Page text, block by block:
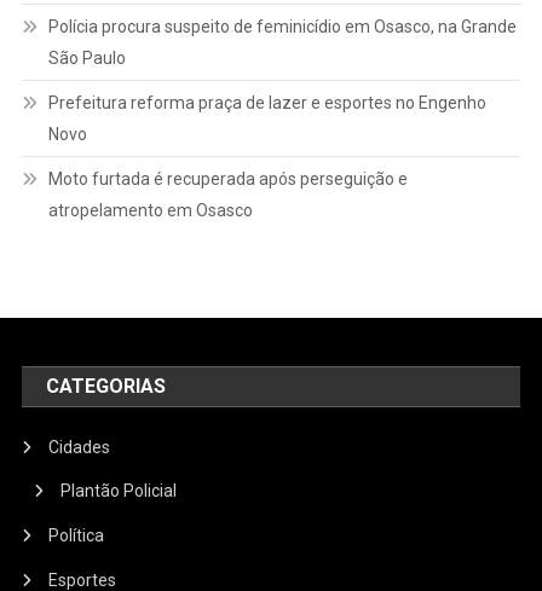
Polícia procura suspeito de feminicídio em Osasco, na Grande
São Paulo
Prefeitura reforma praça de lazer e esportes no Engenho
Novo
Moto furtada é recuperada após perseguição e
atropelamento em Osasco
CATEGORIAS
Cidades
Plantão Policial
Política
Esportes